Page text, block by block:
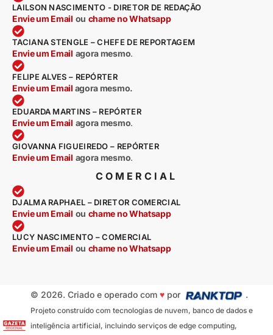
LAILSON NASCIMENTO - DIRETOR DE REDAÇÃO
Envie um Email ou chame no Whatsapp
TACIANA STENGLE – CHEFE DE REPORTAGEM
Envie um Email agora mesmo.
FELIPE ALVES – REPÓRTER
Envie um Email agora mesmo.
EDUARDA MARTINS – REPÓRTER
Envie um Email agora mesmo.
GIOVANNA FIGUEIREDO – REPÓRTER
Envie um Email agora mesmo.
COMERCIAL
DJALMA RAPHAEL – DIRETOR COMERCIAL
Envie um Email ou chame no Whatsapp
LUCY NASCIMENTO – COMERCIAL
Envie um Email ou chame no Whatsapp
© 2026. Criado e operado com ♥por .
Projeto construído com tecnologias de nuvem, banco de dados e
inteligência artificial, incluindo serviços de edge computing,